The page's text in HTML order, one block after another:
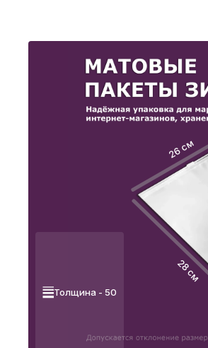
26 см
28 см
Толщина - 50